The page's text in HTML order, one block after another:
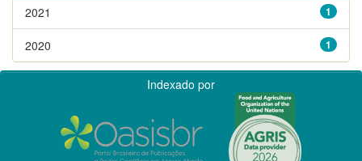
1
2021
1
2020
Indexado por